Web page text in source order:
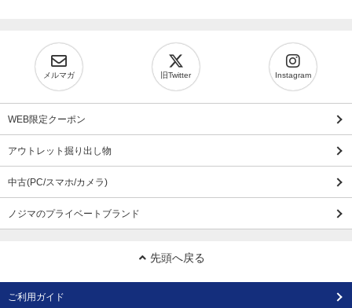
メルマガ 旧Twitter Instagram
WEB限定クーポン
アウトレット掘り出し物
中古(PC/スマホ/カメラ)
ノジマのプライベートブランド
先頭へ戻る
ご利用ガイド